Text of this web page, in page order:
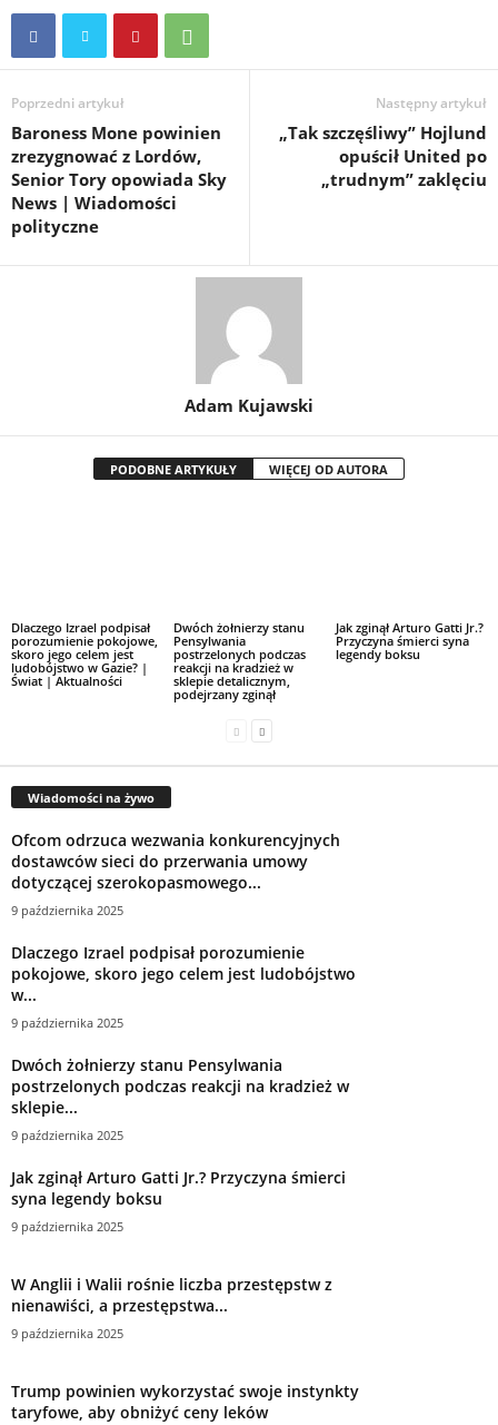
Poprzedni artykuł
Baroness Mone powinien
zrezygnować z Lordów,
Senior Tory opowiada Sky
News | Wiadomości
polityczne
Następny artykuł
„Tak szczęśliwy” Hojlund
opuścił United po
„trudnym” zaklęciu
Adam Kujawski
PODOBNE ARTYKUŁY WIĘCEJ OD AUTORA
Dlaczego Izrael podpisał
porozumienie pokojowe,
skoro jego celem jest
ludobójstwo w Gazie? |
Świat | Aktualności
Dwóch żołnierzy stanu
Pensylwania
postrzelonych podczas
reakcji na kradzież w
sklepie detalicznym,
podejrzany zginął
Jak zginął Arturo Gatti Jr.?
Przyczyna śmierci syna
legendy boksu
Wiadomości na żywo
Ofcom odrzuca wezwania konkurencyjnych
dostawców sieci do przerwania umowy
dotyczącej szerokopasmowego...
9 października 2025
Dlaczego Izrael podpisał porozumienie
pokojowe, skoro jego celem jest ludobójstwo
w...
9 października 2025
Dwóch żołnierzy stanu Pensylwania
postrzelonych podczas reakcji na kradzież w
sklepie...
9 października 2025
Jak zginął Arturo Gatti Jr.? Przyczyna śmierci
syna legendy boksu
9 października 2025
W Anglii i Walii rośnie liczba przestępstw z
nienawiści, a przestępstwa...
9 października 2025
Trump powinien wykorzystać swoje instynkty
taryfowe, aby obniżyć ceny leków